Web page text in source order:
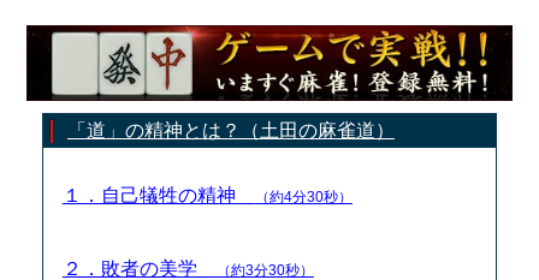
「道」の精神とは？（土田の麻雀道）
１．自己犠牲の精神 （約4分30秒）
２．敗者の美学 （約3分30秒）